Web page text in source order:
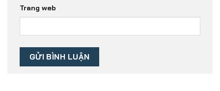
Trang web